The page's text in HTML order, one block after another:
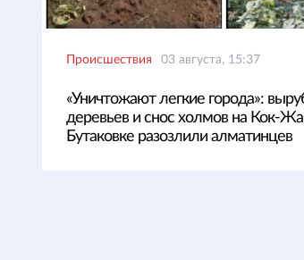
Происшествия 03 августа, 15:37
«Уничтожают легкие города»:
деревьев и снос холмов на Кок-
Бутаковке разозлили алматинцев